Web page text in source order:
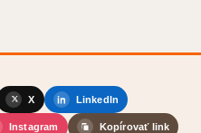
X LinkedIn
Instagram Kopírovať link